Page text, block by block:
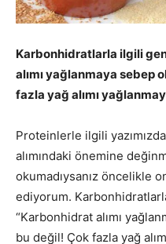
Karbonhidratlarla ilgili
alımı yağlanmaya sebep
fazla yağ alımı
Proteinlerle ilgili
alımındaki önemine
okumadıysanız öncelikle
ediyorum.
“Karbonhidrat alımı
bu değil! Çok fazla yağ